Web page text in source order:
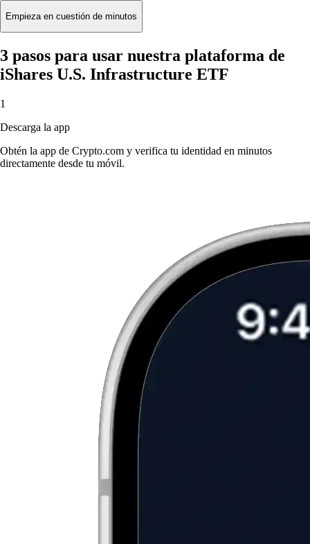
Empieza en cuestión de minutos
3 pasos para usar nuestra plataforma de
iShares U.S. Infrastructure ETF
1
Descarga la app
Obtén la app de Crypto.com y verifica tu identidad en minutos
directamente desde tu móvil.